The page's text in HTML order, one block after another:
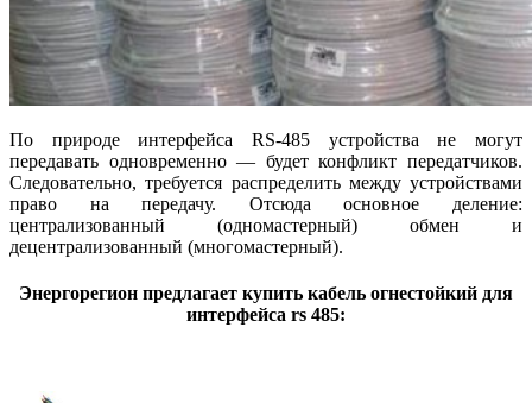
По природе интерфейса RS-485 устройства не могут
передавать одновременно — будет конфликт передатчиков.
Следовательно, требуется распределить между устройствами
право на передачу. Отсюда основное деление:
централизованный (одномастерный) обмен и
децентрализованный (многомастерный).
Энергорегион предлагает купить кабель огнестойкий для
интерфейса rs 485: